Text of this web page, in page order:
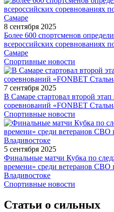
8 сентября 2025
Более 600 спортсменов
всероссийских соревнованиях
Самаре
Спортивные новости
7 сентября 2025
В Самаре стартовал второй
соревнований «FONBET
Спортивные новости
5 сентября 2025
Финальные матчи Кубка по
времени» среди ветеранов СВО
Владивостоке
Спортивные новости
Статьи о сильных